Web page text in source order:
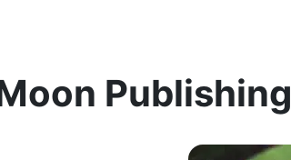
Publishing